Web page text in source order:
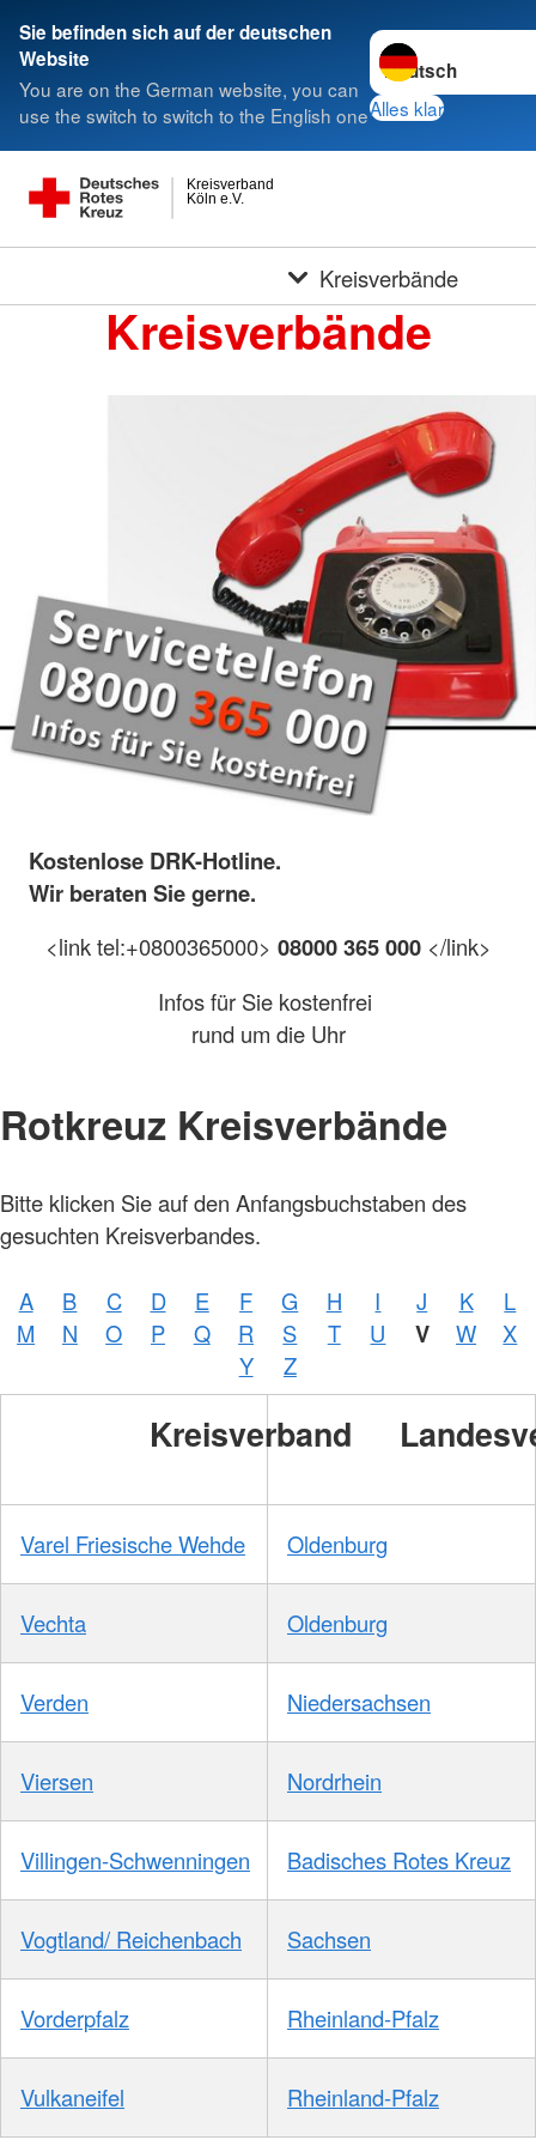
Sie befinden sich auf der deutschen
Website
You are on the German website, you can
use the switch to switch to the English one
Sprache wechseln
Alles klar
Köln e.V.
Kreisverband
Kreisverbände
Kreisverbände
Kostenlose DRK-Hotline.
Wir beraten Sie gerne.
<link tel:+0800365000> 08000 365 000 </link>
Infos für Sie kostenfrei
rund um die Uhr
Rotkreuz Kreisverbände
Bitte klicken Sie auf den Anfangsbuchstaben des
gesuchten Kreisverbandes.
A B C D E F G H I J K
L
M
N O P Q R S T U V W
X
Y
Z
Kreisverband
Varel Friesische Wehde Oldenburg
Vechta Oldenburg
Verden Niedersachsen
Viersen Nordrhein
Villingen-Schwenningen Badisches Rotes Kreuz
Vogtland/ Reichenbach Sachsen
Vorderpfalz Rheinland-Pfalz
Vulkaneifel Rheinland-Pfalz